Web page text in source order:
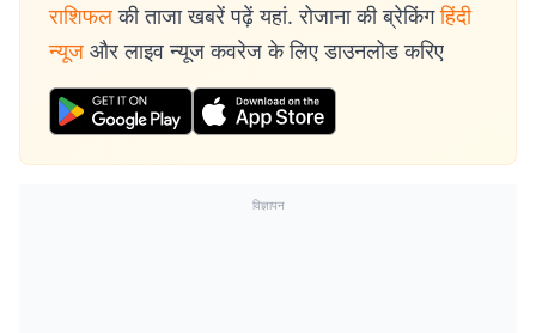
राशिफल की ताजा खबरें पढ़ें यहां. रोजाना की ब्रेकिंग हिंदी
न्यूज और लाइव न्यूज कवरेज के लिए डाउनलोड करिए
विज्ञापन